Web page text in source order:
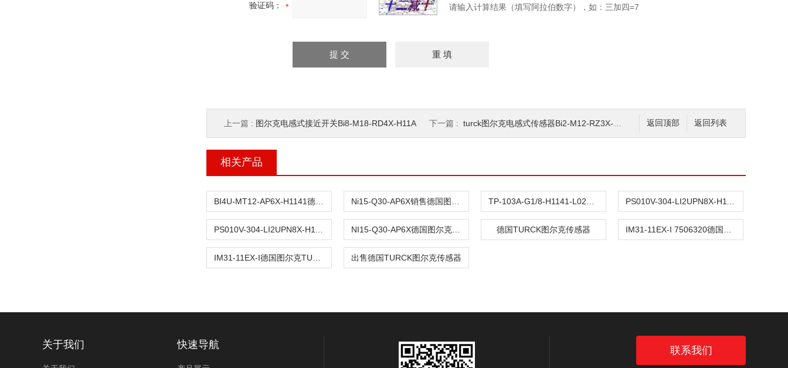
验证码： 请输入计算结果（填写阿拉伯数字），如：三加四=7
返回列表
返回顶部
上一篇 : 图尔克电感式接近开关Bi8-M18-RD4X-H11A 下一篇 : turck图尔克电感式传感器Bi2-M12-RZ3X-H11A
相关产品
德国TURCK图尔克传感器
出售德国TURCK图尔克传感器
关于我们 快速导航 联系我们